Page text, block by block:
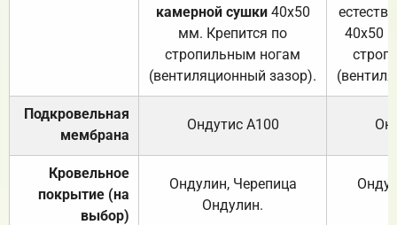
камерной сушки40х50
мм. Крепится по
стропильным ногам
(вентиляционный зазор).
40х50
Подкровельная
мембрана
Ондутис А100
Кровельное
покрытие (на
выбор)
Ондулин, Черепица
Ондулин.